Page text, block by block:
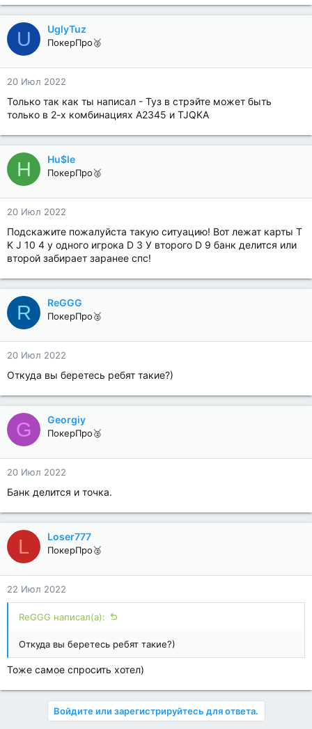
U UglyTuz
ПокерПро🥈
20 Июл 2022
Только так как ты написал - Туз в стрэйте может быть
только в 2-х комбинациях A2345 и TJQKA
H Hu$le
ПокерПро🥈
20 Июл 2022
Подскажите пожалуйста такую ситуацию! Вот лежат карты T
K J 10 4 у одного игрока D 3 У второго D 9 банк делится или
второй забирает заранее спс!
R ReGGG
ПокерПро🥈
20 Июл 2022
Откуда вы беретесь ребят такие?)
G Georgiy
ПокерПро🥈
20 Июл 2022
Банк делится и точка.
L Loser777
ПокерПро🥈
22 Июл 2022
ReGGG написал(а):
Откуда вы беретесь ребят такие?)
Тоже самое спросить хотел)
Войдите или зарегистрируйтесь для ответа.